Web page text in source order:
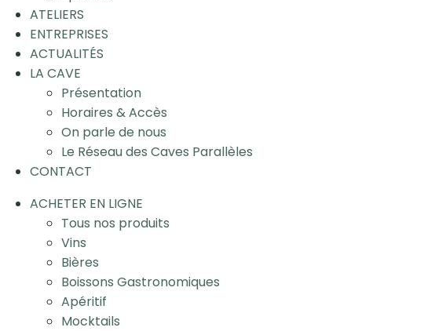
ATELIERS
ENTREPRISES
ACTUALITÉS
LA CAVE
Présentation
Horaires & Accès
On parle de nous
Le Réseau des Caves Parallèles
CONTACT
ACHETER EN LIGNE
Tous nos produits
Vins
Bières
Boissons Gastronomiques
Apéritif
Mocktails